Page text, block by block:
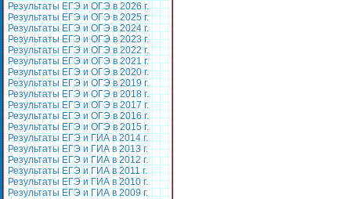
Результаты ЕГЭ и ОГЭ в 2026 г.
Результаты ЕГЭ и ОГЭ в 2025 г.
Результаты ЕГЭ и ОГЭ в 2024 г.
Результаты ЕГЭ и ОГЭ в 2023 г.
Результаты ЕГЭ и ОГЭ в 2022 г.
Результаты ЕГЭ и ОГЭ в 2021 г.
Результаты ЕГЭ и ОГЭ в 2020 г.
Результаты ЕГЭ и ОГЭ в 2019 г.
Результаты ЕГЭ и ОГЭ в 2018 г.
Результаты ЕГЭ и ОГЭ в 2017 г.
Результаты ЕГЭ и ОГЭ в 2016 г.
Результаты ЕГЭ и ОГЭ в 2015 г.
Результаты ЕГЭ и ГИА в 2014 г.
Результаты ЕГЭ и ГИА в 2013 г.
Результаты ЕГЭ и ГИА в 2012 г.
Результаты ЕГЭ и ГИА в 2011 г.
Результаты ЕГЭ и ГИА в 2010 г.
Результаты ЕГЭ и ГИА в 2009 г.